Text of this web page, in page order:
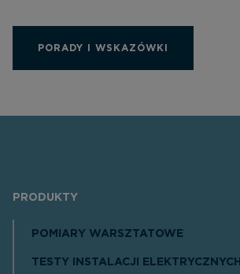
PORADY I WSKAZÓWKI
PRODUKTY
POMIARY WARSZTATOWE
TESTY INSTALACJI ELEKTRYCZNYCH